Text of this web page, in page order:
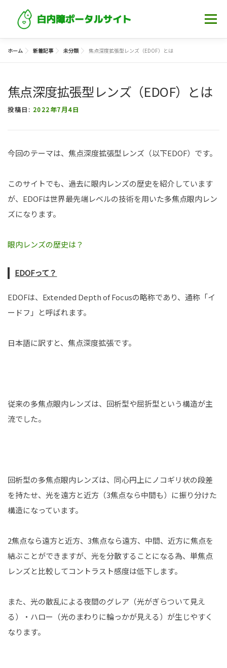
メニュー
ホーム 白内障について知る
眼科・クリニック
ホーム 新着記事 未分類 焦点深度拡張型レンズ（EDOF）とは
焦点深度拡張型レンズ（EDOF）とは
投稿日: 2022年7月4日
今回のテーマは、焦点深度拡張型レンズ（以下EDOF）です。
このサイトでも、過去に眼内レンズの歴史を紹介しています
が、EDOFは世界最先端レベルの技術を用いた多焦点眼内レン
ズになります。
眼内レンズの歴史は？
EDOFって？
EDOFは、Extended Depth of Focusの略称であり、通称「イ
ードフ」と呼ばれます。
日本語に訳すと、焦点深度拡張です。
従来の多焦点眼内レンズは、回析型や屈折型という構造が主
流でした。
回析型の多焦点眼内レンズは、同心円上にノコギリ状の段差
を持たせ、光を遠方と近方（3焦点なら中間も）に振り分けた
構造になっています。
2焦点なら遠方と近方、3焦点なら遠方、中間、近方に焦点を
結ぶことができますが、光を分散することになる為、単焦点
レンズと比較してコントラスト感度は低下します。
また、光の散乱による夜間のグレア（光がぎらついて見え
る）・ハロー（光のまわりに輪っかが見える）が生じやすく
なります。